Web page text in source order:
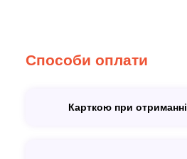
Способи оплати
Карткою при отриманні